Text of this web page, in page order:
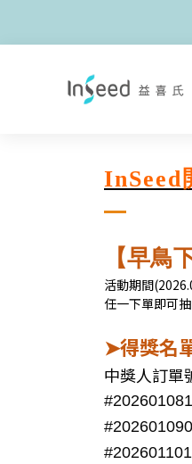
InSeed
【早鳥
活動期間
任一下單即可
➤得獎名
中獎人訂單